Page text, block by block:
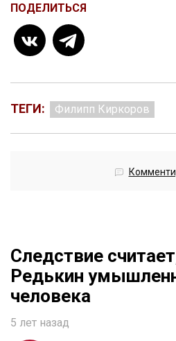
ПОДЕЛИТЬСЯ
ТЕГИ: Филипп Киркоров
Следствие
Редькин
человека
5 лет назад